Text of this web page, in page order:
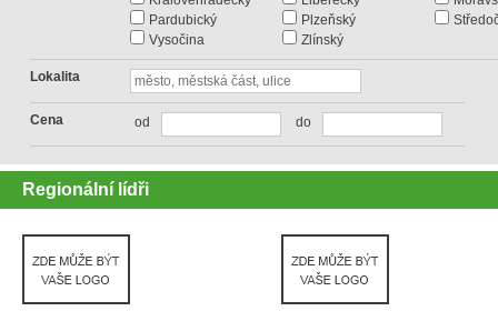
Pardubický
Plzeňský
Vysočina
Zlínský
Lokalita
Cena od do
Regionální lídři